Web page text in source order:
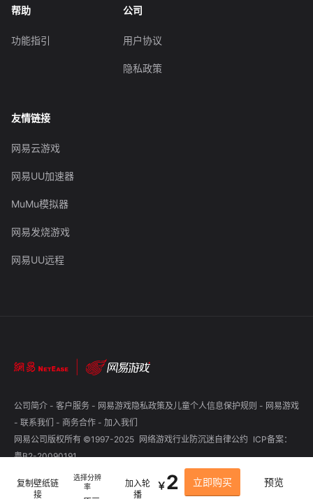
复制壁纸链
接
选择分辨
率
加入轮
播
￥2 立即购买 预览
帮助
功能指引
公司
用户协议
隐私政策
友情链接
网易云游戏
网易UU加速器
MuMu模拟器
网易发烧游戏
网易UU远程
公司简介 - 客户服务 - 网易游戏隐私政策及儿童个人信息保护规则 - 网易游戏
- 联系我们 - 商务合作 - 加入我们
网易公司版权所有 ©1997-2025 网络游戏行业防沉迷自律公约 ICP备案：
粤B2-20090191